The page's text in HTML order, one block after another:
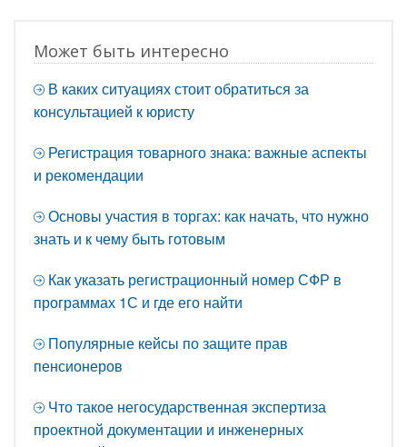
Может быть интересно
В каких ситуациях стоит обратиться за
консультацией к юристу
Регистрация товарного знака: важные аспекты
и рекомендации
Основы участия в торгах: как начать, что нужно
знать и к чему быть готовым
Как указать регистрационный номер СФР в
программах 1С и где его найти
Популярные кейсы по защите прав
пенсионеров
Что такое негосударственная экспертиза
проектной документации и инженерных